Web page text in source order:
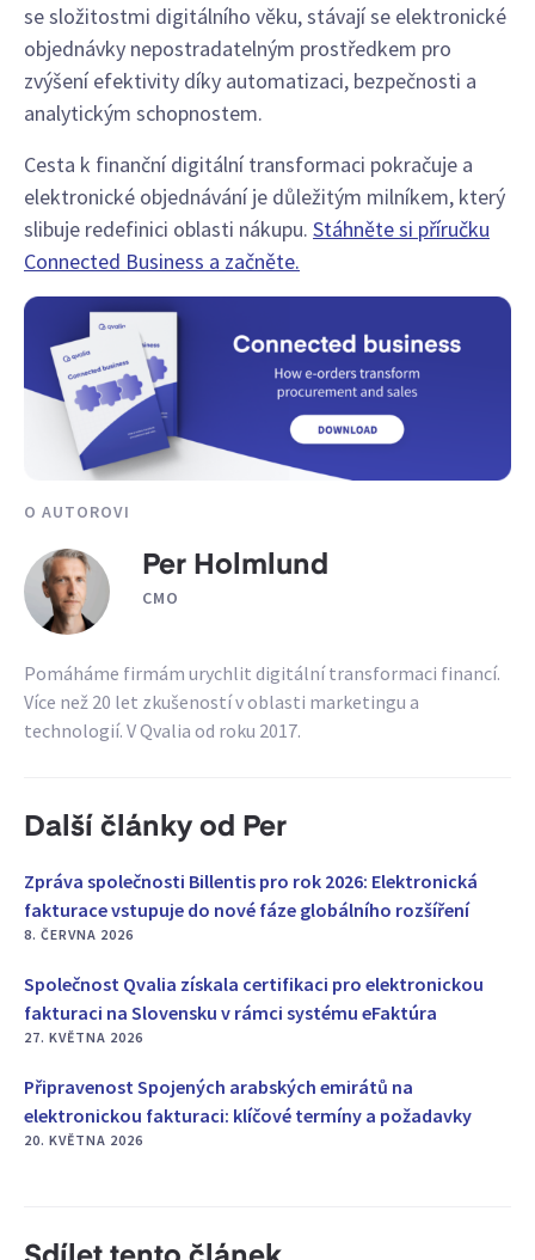
se složitostmi digitálního věku, stávají se elektronické
objednávky nepostradatelným prostředkem pro
zvýšení efektivity díky automatizaci, bezpečnosti a
analytickým schopnostem.
Cesta k finanční digitální transformaci pokračuje a
elektronické objednávání je důležitým milníkem, který
slibuje redefinici oblasti nákupu. Stáhněte si příručku
Connected Business a začněte.
O AUTOROVI
Per Holmlund
CMO
Pomáháme firmám urychlit digitální transformaci financí.
Více než 20 let zkušeností v oblasti marketingu a
technologií. V Qvalia od roku 2017.
Další články od Per
Zpráva společnosti Billentis pro rok 2026: Elektronická
fakturace vstupuje do nové fáze globálního rozšíření
8. ČERVNA 2026
Společnost Qvalia získala certifikaci pro elektronickou
fakturaci na Slovensku v rámci systému eFaktúra
27. KVĚTNA 2026
Připravenost Spojených arabských emirátů na
elektronickou fakturaci: klíčové termíny a požadavky
20. KVĚTNA 2026